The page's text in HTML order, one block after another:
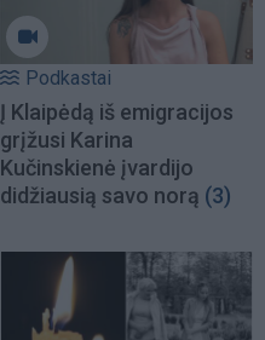
Podkastai
Į Klaipėdą iš emigracijos
grįžusi Karina
Kučinskienė įvardijo
didžiausią savo norą (3)